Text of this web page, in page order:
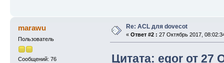
marawu
Пользователь
Сообщений: 76
Re: ACL для dovecot
« Ответ #2 : 27 Октябрь 2017,
Цитата: egor от 27